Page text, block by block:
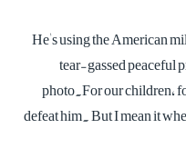
He's using the American
tear-gassed peaceful
photo.For our children,
defeat him. But I mean it